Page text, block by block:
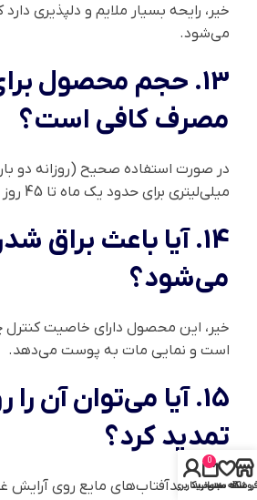
خیر، رایحه بسیار ملایم و دلپذیری
می‌شود.
13. حجم محصول
مصرف کافی است؟
میلی‌لیتری برای حدود یک ماه تا 45 روز کافی است.
14. آیا باعث براق
می‌شود؟
است و نمایی مات به پوست می‌دهد.
15. آیا می‌توان آن
تمدید کرد؟
تمدید ضدآفتاب‌های مایع روی آرایشفروشگاه
علاقه مندی
0
سبد خرید
حساب کاربری من